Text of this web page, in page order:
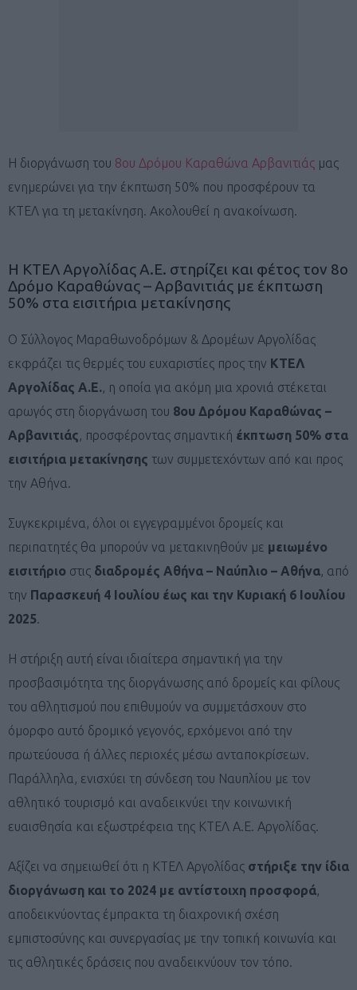
Η διοργάνωση του 8ου Δρόμου Καραθώνα Αρβανιτιάς μας
ενημερώνει για την έκπτωση 50% που προσφέρουν τα
ΚΤΕΛ για τη μετακίνηση. Ακολουθεί η ανακοίνωση.
Η ΚΤΕΛ Αργολίδας Α.Ε. στηρίζει και φέτος τον 8ο
Δρόμο Καραθώνας – Αρβανιτιάς με έκπτωση
50% στα εισιτήρια μετακίνησης
Ο Σύλλογος Μαραθωνοδρόμων & Δρομέων Αργολίδας
εκφράζει τις θερμές του ευχαριστίες προς την ΚΤΕΛ
Αργολίδας Α.Ε., η οποία για ακόμη μια χρονιά στέκεται
αρωγός στη διοργάνωση του 8ου Δρόμου Καραθώνας –
Αρβανιτιάς, προσφέροντας σημαντική έκπτωση 50% στα
εισιτήρια μετακίνησης των συμμετεχόντων από και προς
την Αθήνα.
Συγκεκριμένα, όλοι οι εγγεγραμμένοι δρομείς και
περιπατητές θα μπορούν να μετακινηθούν με μειωμένο
εισιτήριο στις διαδρομές Αθήνα – Ναύπλιο – Αθήνα, από
την Παρασκευή 4 Ιουλίου έως και την Κυριακή 6 Ιουλίου
2025.
Η στήριξη αυτή είναι ιδιαίτερα σημαντική για την
προσβασιμότητα της διοργάνωσης από δρομείς και φίλους
του αθλητισμού που επιθυμούν να συμμετάσχουν στο
όμορφο αυτό δρομικό γεγονός, ερχόμενοι από την
πρωτεύουσα ή άλλες περιοχές μέσω ανταποκρίσεων.
Παράλληλα, ενισχύει τη σύνδεση του Ναυπλίου με τον
αθλητικό τουρισμό και αναδεικνύει την κοινωνική
ευαισθησία και εξωστρέφεια της ΚΤΕΛ Α.Ε. Αργολίδας.
Αξίζει να σημειωθεί ότι η ΚΤΕΛ Αργολίδας στήριξε την ίδια
διοργάνωση και το 2024 με αντίστοιχη προσφορά,
αποδεικνύοντας έμπρακτα τη διαχρονική σχέση
εμπιστοσύνης και συνεργασίας με την τοπική κοινωνία και
τις αθλητικές δράσεις που αναδεικνύουν τον τόπο.